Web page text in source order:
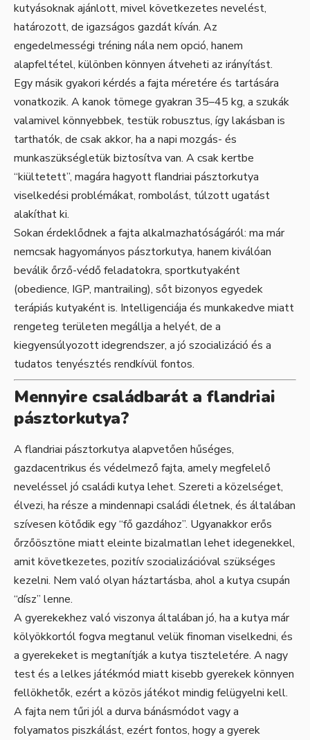
kutyásoknak ajánlott, mivel következetes nevelést,
határozott, de igazságos gazdát kíván. Az
engedelmességi tréning nála nem opció, hanem
alapfeltétel, különben könnyen átveheti az irányítást.
Egy másik gyakori kérdés a fajta méretére és tartására
vonatkozik. A kanok tömege gyakran 35–45 kg, a szukák
valamivel könnyebbek, testük robusztus, így lakásban is
tarthatók, de csak akkor, ha a napi mozgás- és
munkaszükségletük biztosítva van. A csak kertbe
“kiültetett”, magára hagyott flandriai pásztorkutya
viselkedési problémákat, rombolást, túlzott ugatást
alakíthat ki.
Sokan érdeklődnek a fajta alkalmazhatóságáról: ma már
nemcsak hagyományos pásztorkutya, hanem kiválóan
beválik őrző-védő feladatokra, sportkutyaként
(obedience, IGP, mantrailing), sőt bizonyos egyedek
terápiás kutyaként is. Intelligenciája és munkakedve miatt
rengeteg területen megállja a helyét, de a
kiegyensúlyozott idegrendszer, a jó szocializáció és a
tudatos tenyésztés rendkívül fontos.
Mennyire családbarát a flandriai
pásztorkutya?
A flandriai pásztorkutya alapvetően hűséges,
gazdacentrikus és védelmező fajta, amely megfelelő
neveléssel jó családi kutya lehet. Szereti a közelséget,
élvezi, ha része a mindennapi családi életnek, és általában
szívesen kötődik egy “fő gazdához”. Ugyanakkor erős
őrzőösztöne miatt eleinte bizalmatlan lehet idegenekkel,
amit következetes, pozitív szocializációval szükséges
kezelni. Nem való olyan háztartásba, ahol a kutya csupán
“dísz” lenne.
A gyerekekhez való viszonya általában jó, ha a kutya már
kölyökkortól fogva megtanul velük finoman viselkedni, és
a gyerekeket is megtanítják a kutya tiszteletére. A nagy
test és a lelkes játékmód miatt kisebb gyerekek könnyen
fellökhetők, ezért a közös játékot mindig felügyelni kell.
A fajta nem tűri jól a durva bánásmódot vagy a
folyamatos piszkálást, ezért fontos, hogy a gyerek